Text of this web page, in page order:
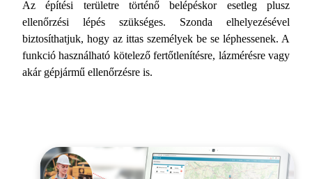
Az építési területre történő belépéskor esetleg plusz
ellenőrzési lépés szükséges. Szonda elhelyezésével
biztosíthatjuk, hogy az ittas személyek be se léphessenek. A
funkció használható kötelező fertőtlenítésre, lázmérésre vagy
akár gépjármű ellenőrzésre is.